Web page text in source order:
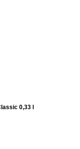
0,33 l